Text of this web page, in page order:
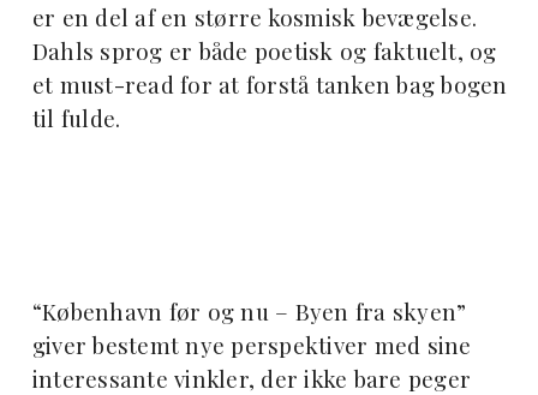
er en del af en større kosmisk bevægelse.
Dahls sprog er både poetisk og faktuelt, og
et must-read for at forstå tanken bag bogen
til fulde.
“København før og nu – Byen fra skyen”
giver bestemt nye perspektiver med sine
interessante vinkler, der ikke bare peger